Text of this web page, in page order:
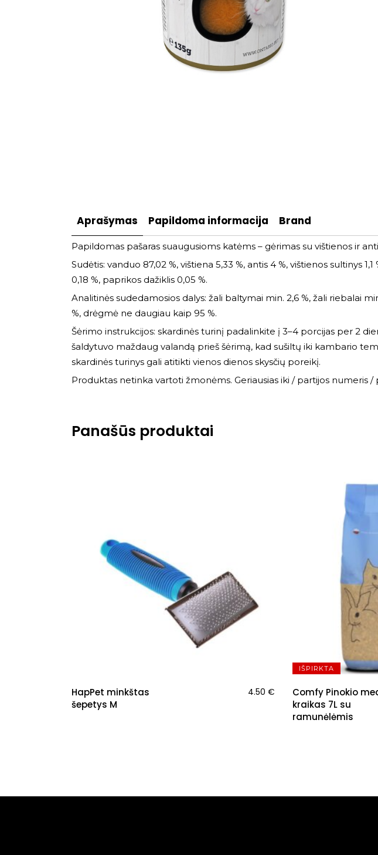
Aprašymas Papildoma informacija Brand
Papildomas pašaras suaugusioms katėms – gėrimas su vištienos ir
Sudėtis: vanduo 87,02 %, vištiena 5,33 %, antis 4 %, vištienos sultinys
0,18 %, paprikos dažiklis 0,05 %.
Analitinės sudedamosios dalys: žali baltymai min. 2,6 %, žali riebalai
%, drėgmė ne daugiau kaip 95 %.
Šėrimo instrukcijos: skardinės turinį padalinkite į 3–4 porcijas per 2
šaldytuvo maždaug valandą prieš šėrimą, kad sušiltų iki kambario
skardinės turinys gali atitikti vienos dienos skysčių poreikį.
Produktas netinka vartoti žmonėms. Geriausias iki / partijos numeris
Panašūs produktai
HapPet minkštas
šepetys M
4.50 €
IŠPIRKTA
Comfy Pinokio
kraikas 7L su
ramunėlėmis